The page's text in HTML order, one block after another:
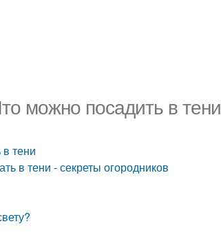
можно посадить в тени
тени
в тени - секреты огородников